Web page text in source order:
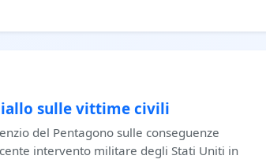
sulle vittime civili
del Pentagono sulle conseguenze
intervento militare degli Stati Uniti in